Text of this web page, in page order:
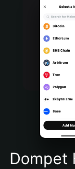
Português (Portugal)
Bahasa Indonesia
Português (Brasil)
Español (Argentina)
Dompet